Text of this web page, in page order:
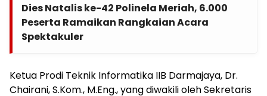
Dies Natalis ke-42 Polinela Meriah, 6.000
Peserta Ramaikan Rangkaian Acara
Spektakuler
Ketua Prodi Teknik Informatika IIB Darmajaya, Dr.
Chairani, S.Kom., M.Eng., yang diwakili oleh Sekretaris